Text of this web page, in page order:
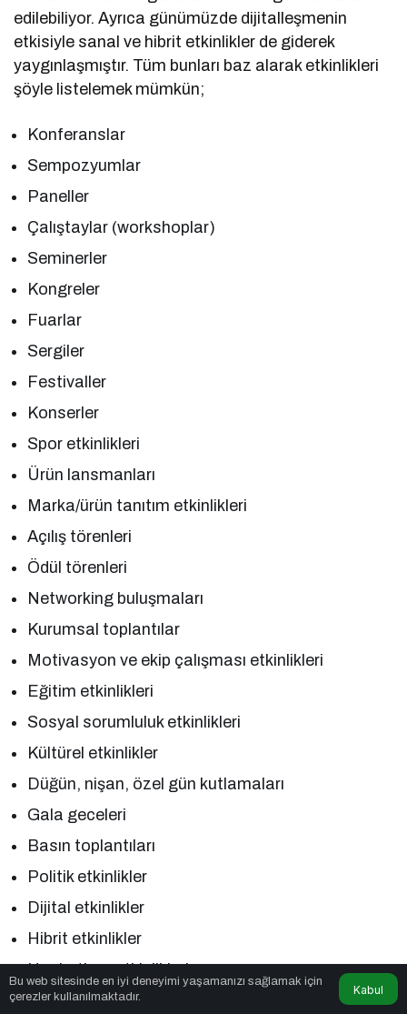
edilebiliyor. Ayrıca günümüzde dijitalleşmenin
etkisiyle sanal ve hibrit etkinlikler de giderek
yaygınlaşmıştır. Tüm bunları baz alarak etkinlikleri
şöyle listelemek mümkün;
Konferanslar
Sempozyumlar
Paneller
Çalıştaylar (workshoplar)
Seminerler
Kongreler
Fuarlar
Sergiler
Festivaller
Konserler
Spor etkinlikleri
Ürün lansmanları
Marka/ürün tanıtım etkinlikleri
Açılış törenleri
Ödül törenleri
Networking buluşmaları
Kurumsal toplantılar
Motivasyon ve ekip çalışması etkinlikleri
Eğitim etkinlikleri
Sosyal sorumluluk etkinlikleri
Kültürel etkinlikler
Düğün, nişan, özel gün kutlamaları
Gala geceleri
Basın toplantıları
Politik etkinlikler
Dijital etkinlikler
Hibrit etkinlikler
Hackathon etkinlikleri
İnovasyon yarışmaları
Bu web sitesinde en iyi deneyimi yaşamanızı sağlamak için
çerezler kullanılmaktadır.
Kabul